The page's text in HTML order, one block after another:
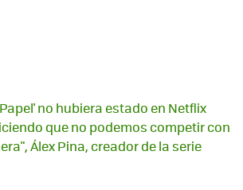
no hubiera estado en Netflix
que no podemos competir con
Álex Pina, creador de la serie